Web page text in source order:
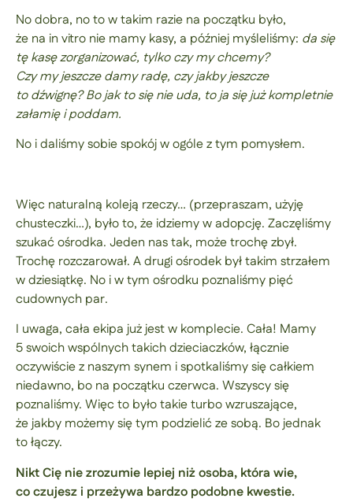
No dobra, no to w takim razie na początku było,
że na in vitro nie mamy kasy, a później myśleliśmy: da się
tę kasę zorganizować, tylko czy my chcemy?
Czy my jeszcze damy radę, czy jakby jeszcze
to dźwignę? Bo jak to się nie uda, to ja się już kompletnie
załamię i poddam.
No i daliśmy sobie spokój w ogóle z tym pomysłem.
Więc naturalną koleją rzeczy… (przepraszam, użyję
chusteczki…), było to, że idziemy w adopcję. Zaczęliśmy
szukać ośrodka. Jeden nas tak, może trochę zbył.
Trochę rozczarował. A drugi ośrodek był takim strzałem
w dziesiątkę. No i w tym ośrodku poznaliśmy pięć
cudownych par.
I uwaga, cała ekipa już jest w komplecie. Cała! Mamy
5 swoich wspólnych takich dzieciaczków, łącznie
oczywiście z naszym synem i spotkaliśmy się całkiem
niedawno, bo na początku czerwca. Wszyscy się
poznaliśmy. Więc to było takie turbo wzruszające,
że jakby możemy się tym podzielić ze sobą. Bo jednak
to łączy.
Nikt Cię nie zrozumie lepiej niż osoba, która wie,
co czujesz i przeżywa bardzo podobne kwestie.